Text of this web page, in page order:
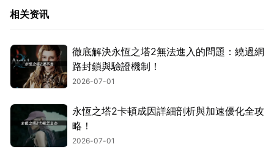
相关资讯
徹底解決永恆之塔2無法進入的問題：繞過網
路封鎖與驗證機制！
2026-07-01
永恆之塔2卡頓成因詳細剖析與加速優化全攻
略！
2026-07-01